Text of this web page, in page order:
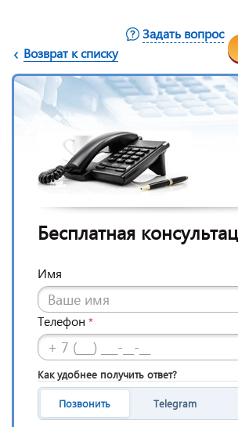
Возврат к списку
Задать вопрос
Бесплатная
Имя
Телефон *
Как удобнее получить ответ?
Позвонить Telegram